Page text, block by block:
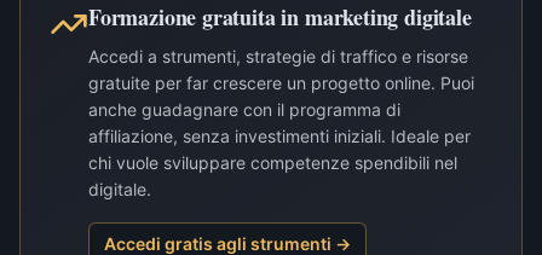
Formazione gratuita in marketing digitale
Accedi a strumenti, strategie di traffico e risorse
gratuite per far crescere un progetto online. Puoi
anche guadagnare con il programma di
affiliazione, senza investimenti iniziali. Ideale per
chi vuole sviluppare competenze spendibili nel
digitale.
Accedi gratis agli strumenti →